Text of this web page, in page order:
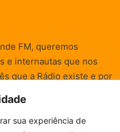
sua experiência de
FM, queremos
e internautas que nos
que a Rádio existe e por
de entretenimento,
são realizadas.